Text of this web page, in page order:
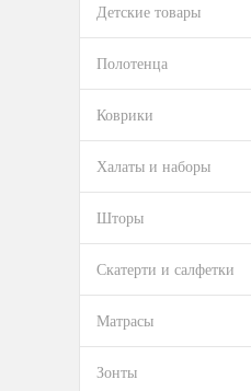
Детские товары
Полотенца
Коврики
Халаты и наборы
Шторы
Скатерти и салфетки
Матрасы
Зонты